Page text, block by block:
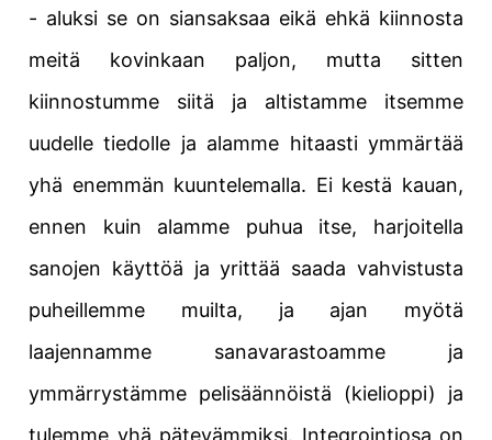
- aluksi se on siansaksaa eikä ehkä kiinnosta
meitä kovinkaan paljon, mutta sitten
kiinnostumme siitä ja altistamme itsemme
uudelle tiedolle ja alamme hitaasti ymmärtää
yhä enemmän kuuntelemalla. Ei kestä kauan,
ennen kuin alamme puhua itse, harjoitella
sanojen käyttöä ja yrittää saada vahvistusta
puheillemme muilta, ja ajan myötä
laajennamme sanavarastoamme ja
ymmärrystämme pelisäännöistä (kielioppi) ja
tulemme yhä pätevämmiksi. Integrointiosa on